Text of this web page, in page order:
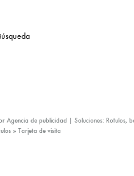
Agencia de publicidad | Soluciones: Rotulos,
» Tarjeta de visita